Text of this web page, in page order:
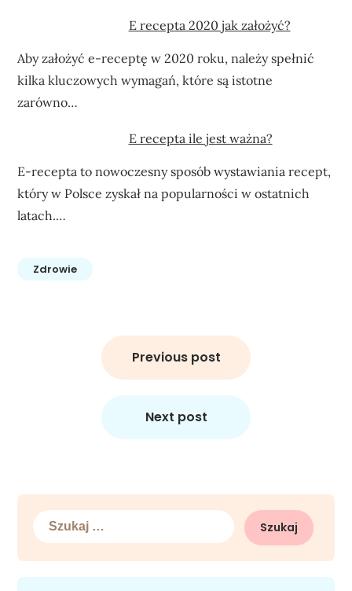
E recepta 2020 jak założyć?
Aby założyć e-receptę w 2020 roku, należy spełnić
kilka kluczowych wymagań, które są istotne
zarówno…
E recepta ile jest ważna?
E-recepta to nowoczesny sposób wystawiania recept,
który w Polsce zyskał na popularności w ostatnich
latach.…
Zdrowie
Previous post
Next post
Szukaj: